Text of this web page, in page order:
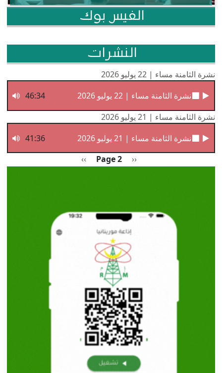
الفيس بوك
النشرات
نشرة الثامنة مساء | 22 يوليو 2026
نشرة الثامنة مساء | 22 يوليو 2026
46:34
نشرة الثامنة مساء | 21 يوليو 2026
نشرة الثامنة مساء | 21 يوليو 2026
41:36
Previous page
‹‹
Page 2 الصفحة التالية
››